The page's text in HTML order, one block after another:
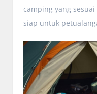
camping yang
siap untuk